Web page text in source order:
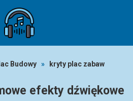
Budowy » kryty plac zabaw
efekty dźwiękowe